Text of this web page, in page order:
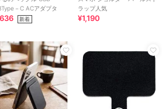
－C ACアダプタ
新着
ラップ人気
¥1,190